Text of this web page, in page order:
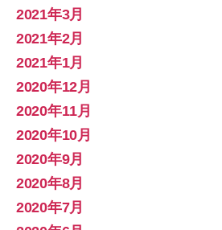
2021年3月
2021年2月
2021年1月
2020年12月
2020年11月
2020年10月
2020年9月
2020年8月
2020年7月